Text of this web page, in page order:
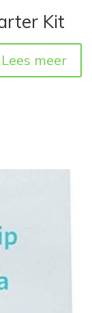
Kit
Lees meer